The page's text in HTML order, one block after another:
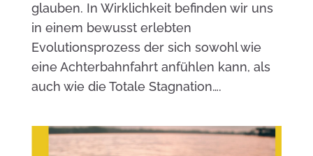
glauben. In Wirklichkeit befinden wir uns
in einem bewusst erlebten
Evolutionsprozess der sich sowohl wie
eine Achterbahnfahrt anfühlen kann, als
auch wie die Totale Stagnation….